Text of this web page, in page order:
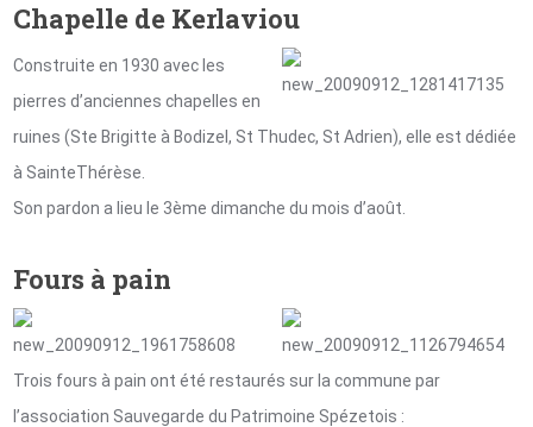
Chapelle de Kerlaviou
Construite en 1930 avec les
pierres d’anciennes chapelles en
ruines (Ste Brigitte à Bodizel, St Thudec, St Adrien), elle est dédiée
à SainteThérèse.
Son pardon a lieu le 3ème dimanche du mois d’août.
Fours à pain
Trois fours à pain ont été restaurés sur la commune par
l’association Sauvegarde du Patrimoine Spézetois :